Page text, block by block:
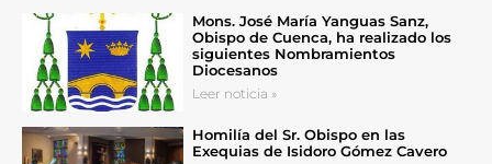
Mons. José María Yanguas Sanz,
Obispo de Cuenca, ha realizado los
siguientes Nombramientos
Diocesanos
Leer noticia »
Homilía del Sr. Obispo en las
Exequias de Isidoro Gómez Cavero